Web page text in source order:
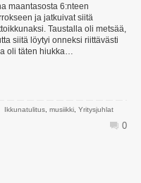
maantasosta 6:nteen
ja jatkuivat siitä
Taustalla oli metsää,
siitä löytyi onneksi riittävästi
oli täten hiukka…
Ikkunatulitus, musiikki, Yritysjuhlat
0